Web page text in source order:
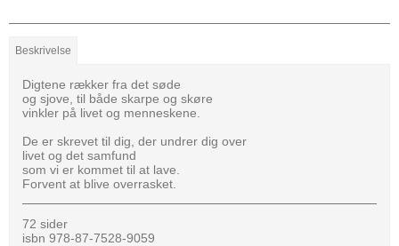
Beskrivelse
Digtene rækker fra det søde
og sjove, til både skarpe og skøre
vinkler på livet og menneskene.
De er skrevet til dig, der undrer dig over
livet og det samfund
som vi er kommet til at lave.
Forvent at blive overrasket.
72 sider
isbn 978-87-7528-9059